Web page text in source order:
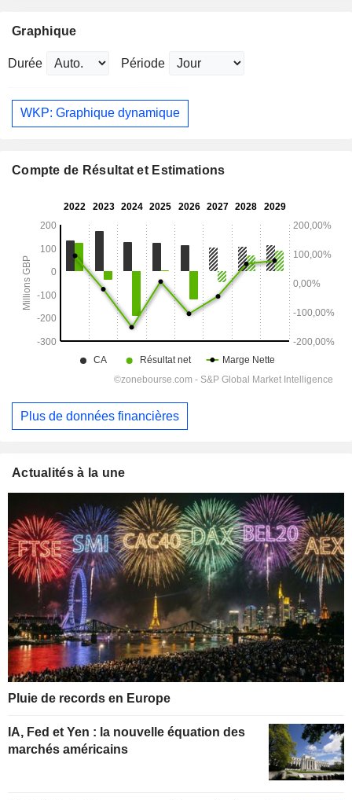
Graphique
Durée Période
WKP: Graphique dynamique
Compte de Résultat et Estimations
Plus de données financières
Actualités à la une
Pluie de records en Europe
IA, Fed et Yen : la nouvelle équation des
marchés américains